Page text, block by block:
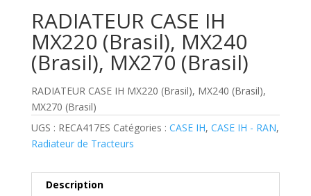
RADIATEUR CASE IH
MX220 (Brasil), MX240
(Brasil), MX270 (Brasil)
RADIATEUR CASE IH MX220 (Brasil), MX240 (Brasil),
MX270 (Brasil)
UGS : RECA417ES Catégories : CASE IH, CASE IH - RAN,
Radiateur de Tracteurs
Description